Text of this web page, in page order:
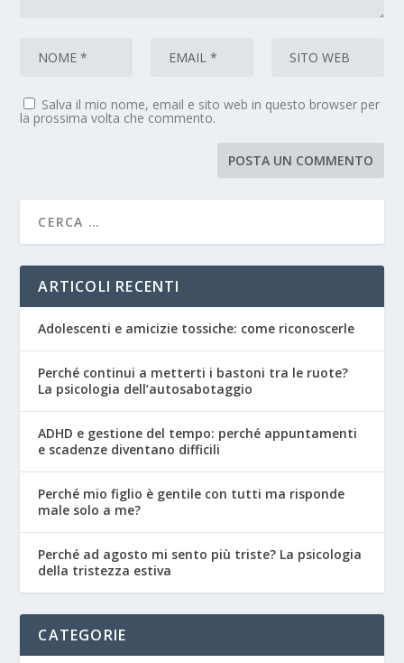
Salva il mio nome, email e sito web in questo browser per
la prossima volta che commento.
ARTICOLI RECENTI
Adolescenti e amicizie tossiche: come riconoscerle
Perché continui a metterti i bastoni tra le ruote?
La psicologia dell’autosabotaggio
ADHD e gestione del tempo: perché appuntamenti
e scadenze diventano difficili
Perché mio figlio è gentile con tutti ma risponde
male solo a me?
Perché ad agosto mi sento più triste? La psicologia
della tristezza estiva
CATEGORIE